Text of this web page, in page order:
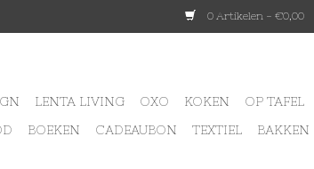
0 Artikelen - €0,00
LENTA LIVING OXO KOKEN OP TAFEL
BOEKEN CADEAUBON TEXTIEL BAKKEN